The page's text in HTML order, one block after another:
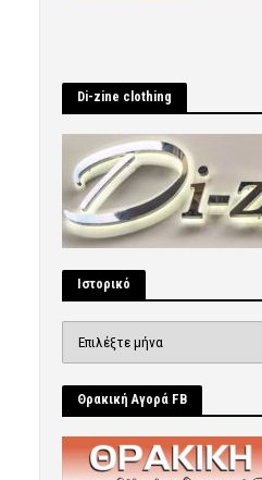
Di-zine clothing
Ιστορικό
Θρακική Αγορά FB